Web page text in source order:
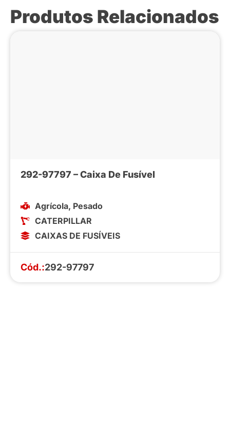
Produtos Relacionados
292-97797 – Caixa De Fusível
Agrícola, Pesado
CATERPILLAR
CAIXAS DE FUSÍVEIS
Cód.:292-97797